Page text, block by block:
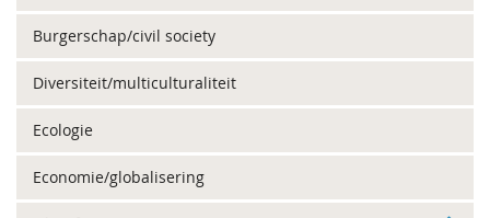
Burgerschap/civil society
Diversiteit/multiculturaliteit
Ecologie
Economie/globalisering